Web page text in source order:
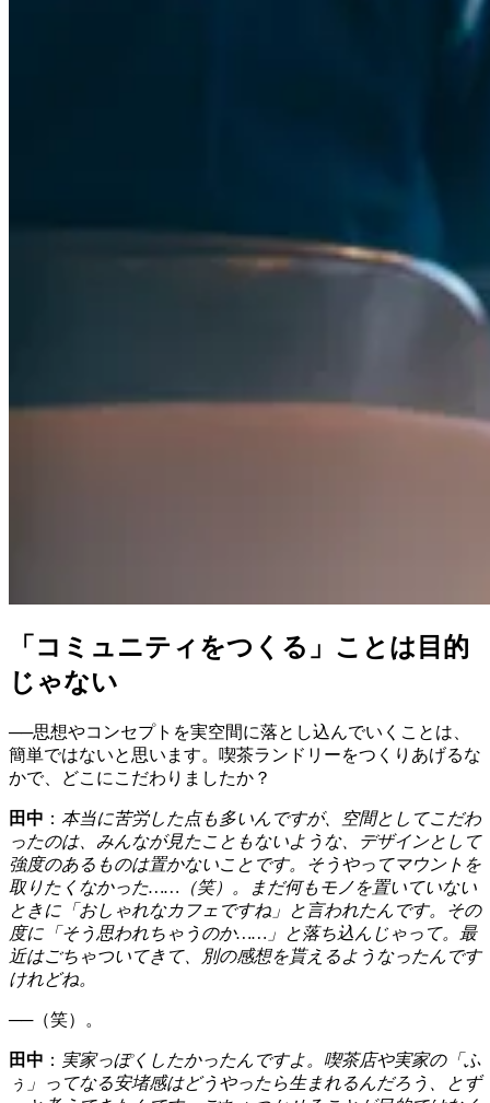
「コミュニティをつくる」ことは目的
じゃない
──思想やコンセプトを実空間に落とし込んでいくことは、
簡単ではないと思います。喫茶ランドリーをつくりあげるな
かで、どこにこだわりましたか？
田中 ： 本当に苦労した点も多いんですが、空間としてこだわ
ったのは、みんなが見たこともないような、デザインとして
強度のあるものは置かないことです。そうやってマウントを
取りたくなかった……（笑）。まだ何もモノを置いていない
ときに「おしゃれなカフェですね」と言われたんです。その
度に「そう思われちゃうのか……」と落ち込んじゃって。最
近はごちゃついてきて、別の感想を貰えるようなったんです
けれどね。
──（笑）。
田中 ： 実家っぽくしたかったんですよ。喫茶店や実家の「ふ
ぅ」ってなる安堵感はどうやったら生まれるんだろう、とず